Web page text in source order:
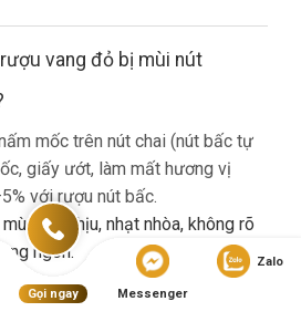
vang đỏ bị mùi nút
mốc trên nút chai (nút bấc tự
giấy ướt, làm mất hương vị
với rượu nút bấc.
khó chịu, nhạt nhòa, không rõ
ngon.
liên hệ cửa hàng đổi trả (nếu có
Gọi ngay Messenger
Zalo